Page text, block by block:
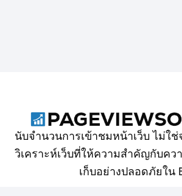
นับจำนวนการเข้าชมหน้าเว็บ ไม่ใ
วิเคราะห์เว็บที่ให้ความสำคัญกับคว
เก็บอย่างปลอดภัยใน